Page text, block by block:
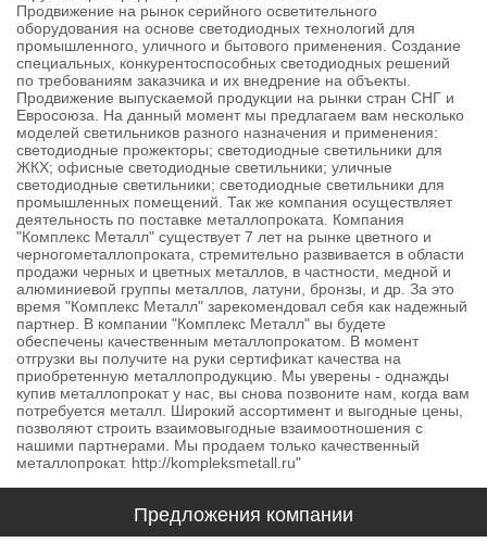
Продвижение на рынок серийного осветительного
оборудования на основе светодиодных технологий для
промышленного, уличного и бытового применения. Создание
специальных, конкурентоспособных светодиодных решений
по требованиям заказчика и их внедрение на объекты.
Продвижение выпускаемой продукции на рынки стран СНГ и
Евросоюза. На данный момент мы предлагаем вам несколько
моделей светильников разного назначения и применения:
светодиодные прожекторы; светодиодные светильники для
ЖКХ; офисные светодиодные светильники; уличные
светодиодные светильники; светодиодные светильники для
промышленных помещений. Так же компания осуществляет
деятельность по поставке металлопроката. Компания
"Комплекс Металл" существует 7 лет на рынке цветного и
черногометаллопроката, стремительно развивается в области
продажи черных и цветных металлов, в частности, медной и
алюминиевой группы металлов, латуни, бронзы, и др. За это
время "Комплекс Металл" зарекомендовал себя как надежный
партнер. В компании "Комплекс Металл" вы будете
обеспечены качественным металлопрокатом. В момент
отгрузки вы получите на руки сертификат качества на
приобретенную металлопродукцию. Мы уверены - однажды
купив металлопрокат у нас, вы снова позвоните нам, когда вам
потребуется металл. Широкий ассортимент и выгодные цены,
позволяют строить взаимовыгодные взаимоотношения с
нашими партнерами. Мы продаем только качественный
металлопрокат. http://kompleksmetall.ru"
Предложения компании